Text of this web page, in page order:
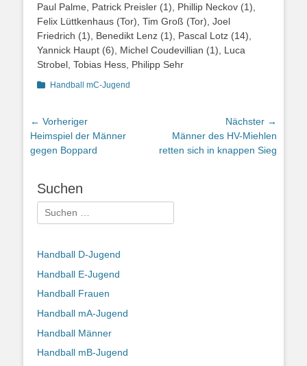
Paul Palme, Patrick Preisler (1), Phillip Neckov (1),
Felix Lüttkenhaus (Tor), Tim Groß (Tor), Joel
Friedrich (1), Benedikt Lenz (1), Pascal Lotz (14),
Yannick Haupt (6), Michel Coudevillian (1), Luca
Strobel, Tobias Hess, Philipp Sehr
Kategorien
Handball mC-Jugend
Beitragsnavigation
← Vorheriger
Vorheriger
Beitrag:
Heimspiel der Männer
gegen Boppard
Nächster →
Nächster
Beitrag:
Männer des HV-Miehlen
retten sich in knappen Sieg
Suchen
Suchen
nach:
Handball D-Jugend
Handball E-Jugend
Handball Frauen
Handball mA-Jugend
Handball Männer
Handball mB-Jugend